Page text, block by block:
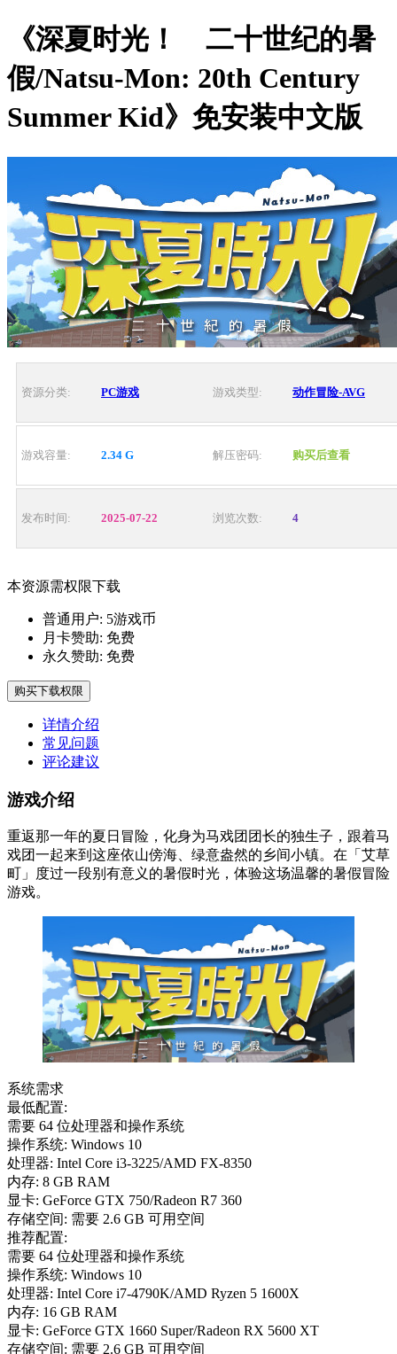
《深夏时光！ 二十世纪的暑
假/Natsu-Mon: 20th Century
Summer Kid》免安装中文版
资源分类: PC游戏 游戏类型: 动作冒险-AVG
游戏容量: 2.34 G 解压密码: 购买后查看
发布时间: 2025-07-22 浏览次数: 4
本资源需权限下载
普通用户: 5游戏币
月卡赞助: 免费
永久赞助: 免费
购买下载权限
详情介绍
常见问题
评论建议
游戏介绍
重返那一年的夏日冒险，化身为马戏团团长的独生子，跟着马
戏团一起来到这座依山傍海、绿意盎然的乡间小镇。在「艾草
町」度过一段别有意义的暑假时光，体验这场温馨的暑假冒险
游戏。
系统需求
最低配置:
需要 64 位处理器和操作系统
操作系统: Windows 10
处理器: Intel Core i3-3225/AMD FX-8350
内存: 8 GB RAM
显卡: GeForce GTX 750/Radeon R7 360
存储空间: 需要 2.6 GB 可用空间
推荐配置:
需要 64 位处理器和操作系统
操作系统: Windows 10
处理器: Intel Core i7-4790K/AMD Ryzen 5 1600X
内存: 16 GB RAM
显卡: GeForce GTX 1660 Super/Radeon RX 5600 XT
存储空间: 需要 2.6 GB 可用空间